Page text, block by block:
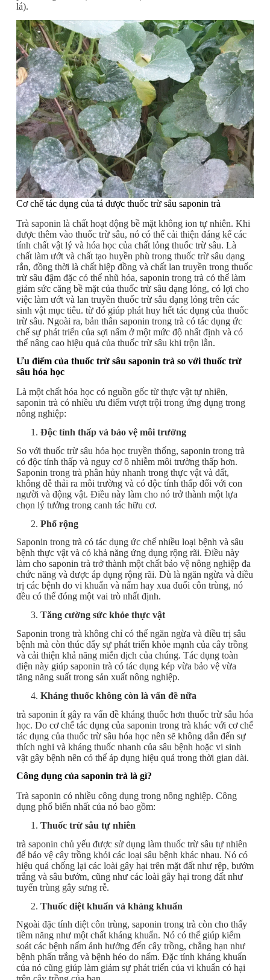
lá).
Cơ chế tác dụng của tá dược thuốc trừ sâu saponin trà
Trà saponin là chất hoạt động bề mặt không ion tự nhiên. Khi
được thêm vào thuốc trừ sâu, nó có thể cải thiện đáng kể các
tính chất vật lý và hóa học của chất lỏng thuốc trừ sâu. Là
chất làm ướt và chất tạo huyền phù trong thuốc trừ sâu dạng
rắn, đồng thời là chất hiệp đồng và chất lan truyền trong thuốc
trừ sâu đậm đặc có thể nhũ hóa, saponin trong trà có thể làm
giảm sức căng bề mặt của thuốc trừ sâu dạng lỏng, có lợi cho
việc làm ướt và lan truyền thuốc trừ sâu dạng lỏng trên các
sinh vật mục tiêu. từ đó giúp phát huy hết tác dụng của thuốc
trừ sâu. Ngoài ra, bản thân saponin trong trà có tác dụng ức
chế sự phát triển của sợi nấm ở một mức độ nhất định và có
thể nâng cao hiệu quả của thuốc trừ sâu khi trộn lẫn.
Ưu điểm của thuốc trừ sâu saponin trà so với thuốc trừ
sâu hóa học
Là một chất hóa học có nguồn gốc từ thực vật tự nhiên,
saponin trà có nhiều ưu điểm vượt trội trong ứng dụng trong
nông nghiệp:
Độc tính thấp và bảo vệ môi trường
So với thuốc trừ sâu hóa học truyền thống, saponin trong trà
có độc tính thấp và nguy cơ ô nhiễm môi trường thấp hơn.
Saponin trong trà phân hủy nhanh trong thực vật và đất,
không dễ thải ra môi trường và có độc tính thấp đối với con
người và động vật. Điều này làm cho nó trở thành một lựa
chọn lý tưởng trong canh tác hữu cơ.
Phổ rộng
Saponin trong trà có tác dụng ức chế nhiều loại bệnh và sâu
bệnh thực vật và có khả năng ứng dụng rộng rãi. Điều này
làm cho saponin trà trở thành một chất bảo vệ nông nghiệp đa
chức năng và được áp dụng rộng rãi. Dù là ngăn ngừa và điều
trị các bệnh do vi khuẩn và nấm hay xua đuổi côn trùng, nó
đều có thể đóng một vai trò nhất định.
Tăng cường sức khỏe thực vật
Saponin trong trà không chỉ có thể ngăn ngừa và điều trị sâu
bệnh mà còn thúc đẩy sự phát triển khỏe mạnh của cây trồng
và cải thiện khả năng miễn dịch của chúng. Tác dụng toàn
diện này giúp saponin trà có tác dụng kép vừa bảo vệ vừa
tăng năng suất trong sản xuất nông nghiệp.
Kháng thuốc không còn là vấn đề nữa
trà saponin ít gây ra vấn đề kháng thuốc hơn thuốc trừ sâu hóa
học. Do cơ chế tác dụng của saponin trong trà khác với cơ chế
tác dụng của thuốc trừ sâu hóa học nên sẽ không dẫn đến sự
thích nghi và kháng thuốc nhanh của sâu bệnh hoặc vi sinh
vật gây bệnh nên có thể áp dụng hiệu quả trong thời gian dài.
Công dụng của saponin trà là gì?
Trà saponin có nhiều công dụng trong nông nghiệp. Công
dụng phổ biến nhất của nó bao gồm:
Thuốc trừ sâu tự nhiên
trà saponin chủ yếu được sử dụng làm thuốc trừ sâu tự nhiên
để bảo vệ cây trồng khỏi các loại sâu bệnh khác nhau. Nó có
hiệu quả chống lại các loài gây hại trên mặt đất như rệp, bướm
trắng và sâu bướm, cũng như các loài gây hại trong đất như
tuyến trùng gây sưng rễ.
Thuốc diệt khuẩn và kháng khuẩn
Ngoài đặc tính diệt côn trùng, saponin trong trà còn cho thấy
tiềm năng như một chất kháng khuẩn. Nó có thể giúp kiểm
soát các bệnh nấm ảnh hưởng đến cây trồng, chẳng hạn như
bệnh phấn trắng và bệnh héo do nấm. Đặc tính kháng khuẩn
của nó cũng giúp làm giảm sự phát triển của vi khuẩn có hại